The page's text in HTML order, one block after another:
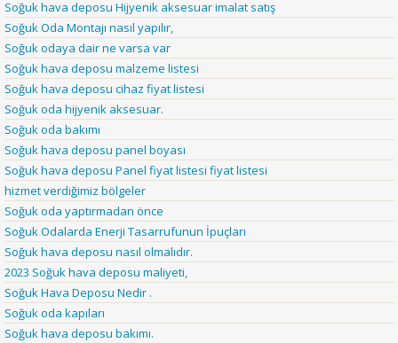
Soğuk hava deposu Hijyenik aksesuar imalat satış
Soğuk Oda Montajı nasıl yapılır,
Soğuk odaya dair ne varsa var
Soğuk hava deposu malzeme listesi
Soğuk hava deposu cihaz fiyat listesi
Soğuk oda hijyenik aksesuar.
Soğuk oda bakımı
Soğuk hava deposu panel boyası
Soğuk hava deposu Panel fiyat listesi fiyat listesi
hizmet verdiğimiz bölgeler
Soğuk oda yaptırmadan önce
Soğuk Odalarda Enerji Tasarrufunun İpuçları
Soğuk hava deposu nasıl olmalıdır.
2023 Soğuk hava deposu maliyeti,
Soğuk Hava Deposu Nedir .
Soğuk oda kapıları
Soğuk hava deposu bakımı.